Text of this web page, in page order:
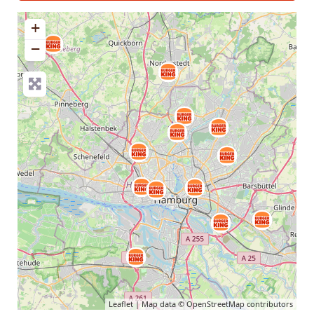
+
−
Leaflet | Map data ©OpenStreetMapcontributors